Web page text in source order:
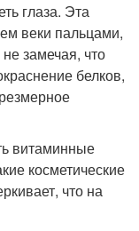
глаза. Эта
веки пальцами,
не замечая, что
белков,
витаминные
косметические
что на